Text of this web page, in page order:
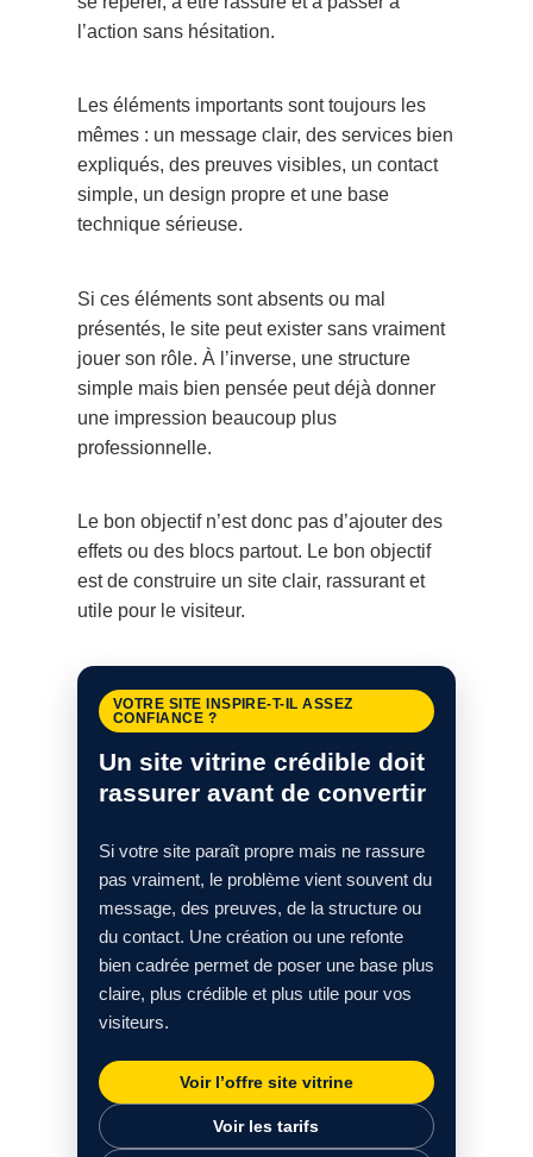
l’action sans hésitation.
Les éléments importants sont toujours les
mêmes : un message clair, des services bien
expliqués, des preuves visibles, un contact
simple, un design propre et une base
technique sérieuse.
Si ces éléments sont absents ou mal
présentés, le site peut exister sans vraiment
jouer son rôle. À l’inverse, une structure
simple mais bien pensée peut déjà donner
une impression beaucoup plus
professionnelle.
Le bon objectif n’est donc pas d’ajouter des
effets ou des blocs partout. Le bon objectif
est de construire un site clair, rassurant et
utile pour le visiteur.
VOTRE SITE INSPIRE-T-IL ASSEZ
CONFIANCE ?
Un site vitrine crédible doit
rassurer avant de convertir
Si votre site paraît propre mais ne rassure
pas vraiment, le problème vient souvent du
message, des preuves, de la structure ou
du contact. Une création ou une refonte
bien cadrée permet de poser une base plus
claire, plus crédible et plus utile pour vos
visiteurs.
Voir l’offre site vitrine
Voir les tarifs